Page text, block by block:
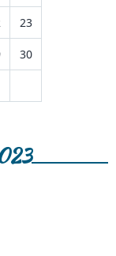
23
30